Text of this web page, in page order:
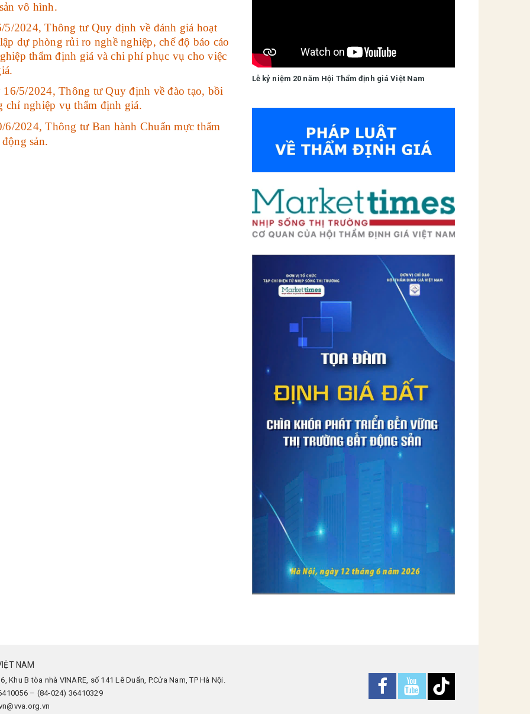
vô hình.
2024, Thông tư Quy định về đánh giá hoạt
dự phòng rủi ro nghề nghiệp, chế độ báo cáo
thẩm định giá và chi phí phục vụ cho việc
5/2024, Thông tư Quy định về đào tạo, bồi
chỉ nghiệp vụ thẩm định giá.
2024, Thông tư Ban hành Chuẩn mực thẩm
sản.
Lễ kỷ niệm 20 năm Hội Thẩm định giá Việt Nam
NAM
Khu B tòa nhà VINARE, số 141 Lê Duẩn, P.Cửa Nam, TP Hà Nội.
– (84-024) 36410329